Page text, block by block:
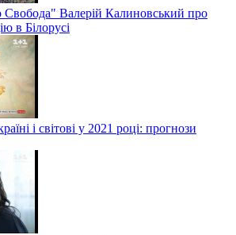
Свобода" Валерій Калиновський про
в Білорусі
і світові у 2021 році: прогнози